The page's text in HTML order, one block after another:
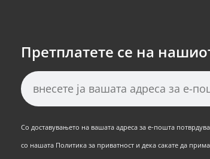
Претплатете се на
Со доставувањето на вашата адреса за е-пошта
со нашата Политика за приватност и дека сакате да